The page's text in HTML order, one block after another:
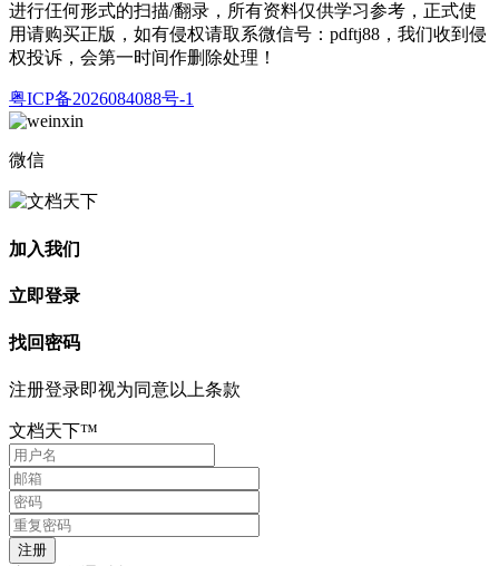
进行仼何形式的扫描/翻录，所有资料仅供学习参考，正式使
用请购买正版，如有侵权请取系微信号：pdftj88，我们收到侵
权投诉，会第一时间作删除处理！
粤ICP备2026084088号-1
微信
加入我们
立即登录
找回密码
注册登录即视为同意以上条款
文档天下™